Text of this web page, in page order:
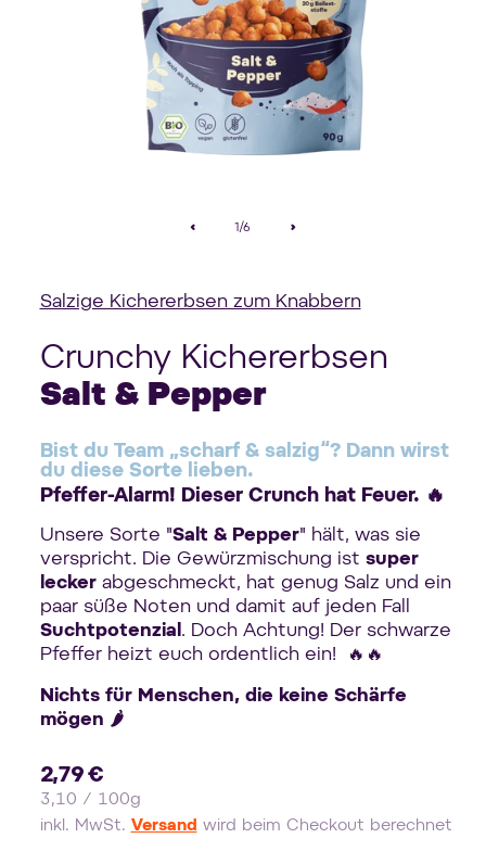
1/von
6
Salzige Kichererbsen zum Knabbern
Crunchy Kichererbsen
Salt & Pepper
Bist du Team „scharf & salzig“? Dann wirst
du diese Sorte lieben.
Pfeffer-Alarm! Dieser Crunch hat Feuer. 🔥
Unsere Sorte "Salt & Pepper" hält, was sie
verspricht. Die Gewürzmischung ist super
leckerabgeschmeckt, hat genug Salz und ein
paar süße Noten und damit auf jeden Fall
Suchtpotenzial . Doch Achtung! Der schwarze
Pfeffer heizt euch ordentlich ein!
🔥 🔥
Nichts für Menschen, die keine Schärfe
mögen 🌶️
Normaler
Preis
2,79 €
Stückpreis
3,10 / pro
100g
inkl. MwSt. Versand wird beim Checkout berechnet